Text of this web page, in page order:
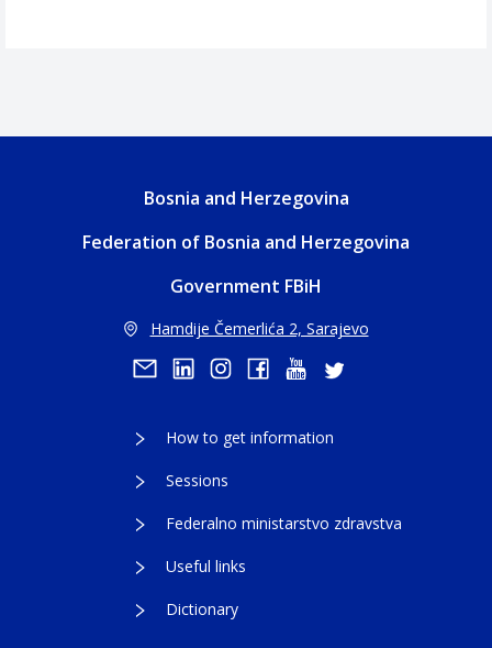
Bosnia and Herzegovina
Federation of Bosnia and Herzegovina
Government FBiH
Hamdije Čemerlića 2, Sarajevo
How to get information
Sessions
Federalno ministarstvo zdravstva
Useful links
Dictionary